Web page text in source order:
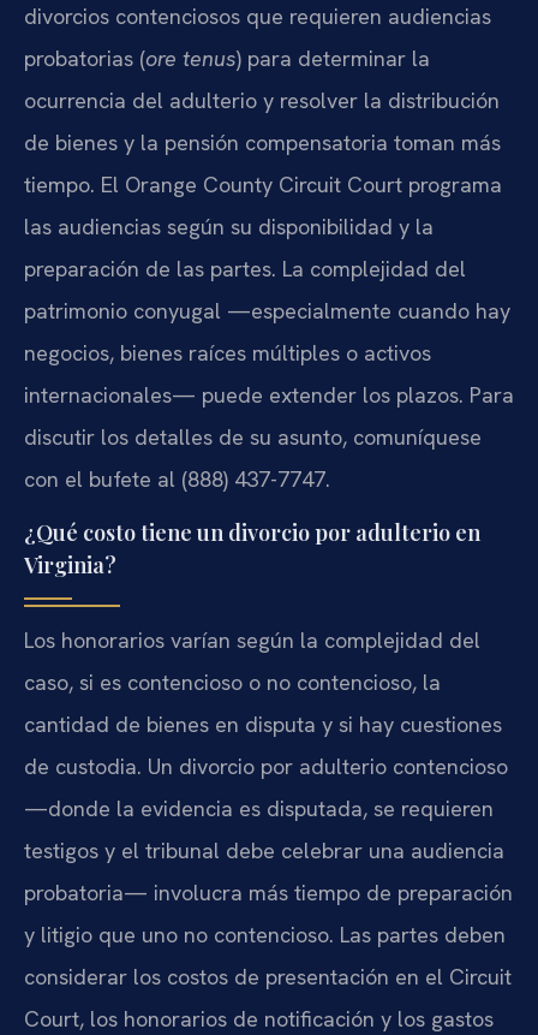
divorcios contenciosos que requieren audiencias
probatorias (ore tenus) para determinar la
ocurrencia del adulterio y resolver la distribución
de bienes y la pensión compensatoria toman más
tiempo. El Orange County Circuit Court programa
las audiencias según su disponibilidad y la
preparación de las partes. La complejidad del
patrimonio conyugal —especialmente cuando hay
negocios, bienes raíces múltiples o activos
internacionales— puede extender los plazos. Para
discutir los detalles de su asunto, comuníquese
con el bufete al (888) 437-7747.
¿Qué costo tiene un divorcio por adulterio en
Virginia?
Los honorarios varían según la complejidad del
caso, si es contencioso o no contencioso, la
cantidad de bienes en disputa y si hay cuestiones
de custodia. Un divorcio por adulterio contencioso
—donde la evidencia es disputada, se requieren
testigos y el tribunal debe celebrar una audiencia
probatoria— involucra más tiempo de preparación
y litigio que uno no contencioso. Las partes deben
considerar los costos de presentación en el Circuit
Court, los honorarios de notificación y los gastos